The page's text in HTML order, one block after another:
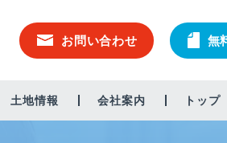
お問い合わせ 無
土地情報 会社案内 トップ